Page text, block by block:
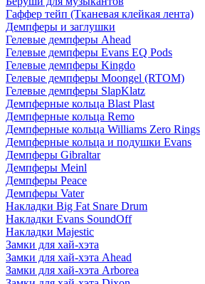
Гаффер тейп (Тканевая клейкая лента)
Демпферы и заглушки
Гелевые демпферы Ahead
Гелевые демпферы Evans EQ Pods
Гелевые демпферы Kingdo
Гелевые демпферы Moongel (RTOM)
Гелевые демпферы SlapKlatz
Демпферные кольца Blast Plast
Демпферные кольца Remo
Демпферные кольца Williams Zero Rings
Демпферные кольца и подушки Evans
Демпферы Gibraltar
Демпферы Meinl
Демпферы Peace
Демпферы Vater
Накладки Big Fat Snare Drum
Накладки Evans SoundOff
Накладки Majestic
Замки для хай-хэта
Замки для хай-хэта Ahead
Замки для хай-хэта Arborea